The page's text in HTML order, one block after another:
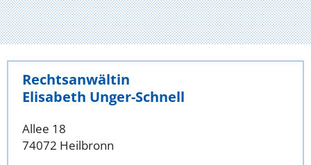
Rechtsanwältin
Elisabeth Unger-Schnell
Allee 18
74072 Heilbronn